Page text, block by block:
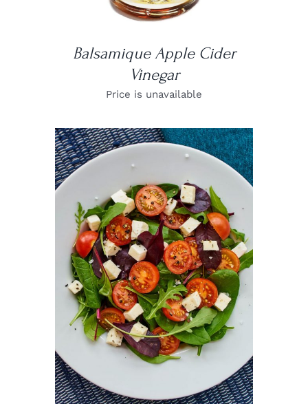
Balsamique Apple Cider
Vinegar
Price is unavailable
DETAILS